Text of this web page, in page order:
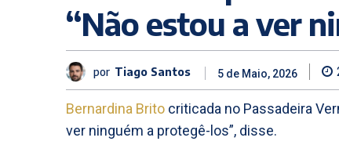
“Não estou a ver
por Tiago Santos 5 de Maio, 2026
Bernardina Brito criticada no Passadeira
ver ninguém a protegê-los”, disse.